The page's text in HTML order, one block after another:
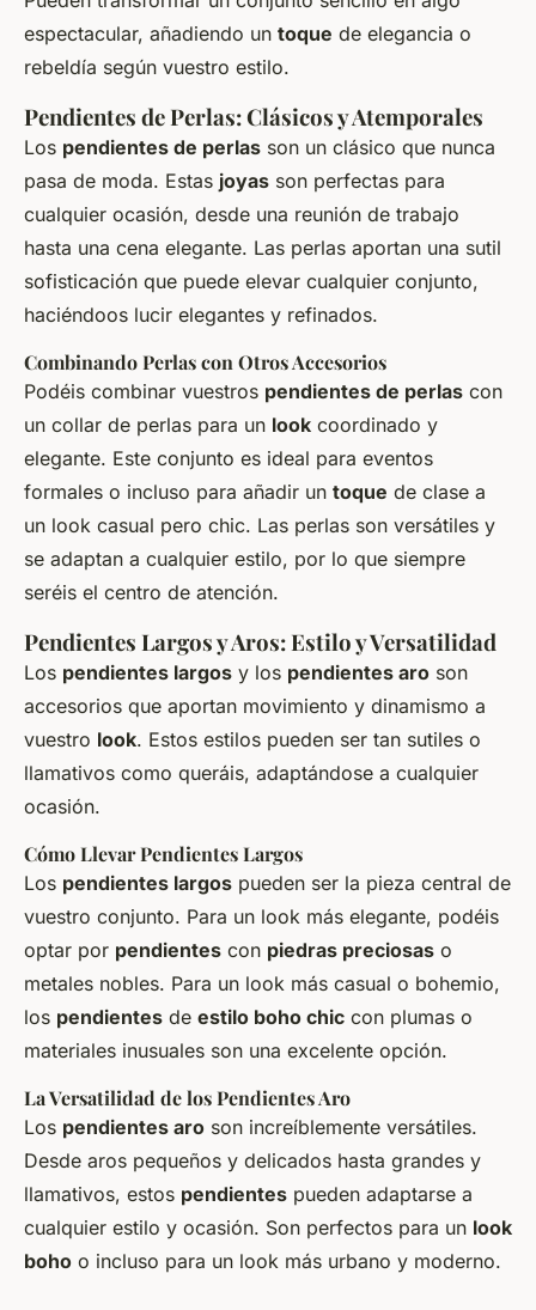
espectacular, añadiendo un toque de elegancia o
rebeldía según vuestro estilo.
Pendientes de Perlas: Clásicos y Atemporales
Los pendientes de perlas son un clásico que nunca
pasa de moda. Estas joyas son perfectas para
cualquier ocasión, desde una reunión de trabajo
hasta una cena elegante. Las perlas aportan una sutil
sofisticación que puede elevar cualquier conjunto,
haciéndoos lucir elegantes y refinados.
Combinando Perlas con Otros Accesorios
Podéis combinar vuestros pendientes de perlas con
un collar de perlas para un look coordinado y
elegante. Este conjunto es ideal para eventos
formales o incluso para añadir un toque de clase a
un look casual pero chic. Las perlas son versátiles y
se adaptan a cualquier estilo, por lo que siempre
seréis el centro de atención.
Pendientes Largos y Aros: Estilo y Versatilidad
Los pendientes largos y los pendientes aro son
accesorios que aportan movimiento y dinamismo a
vuestro look. Estos estilos pueden ser tan sutiles o
llamativos como queráis, adaptándose a cualquier
ocasión.
Cómo Llevar Pendientes Largos
Los pendientes largos pueden ser la pieza central de
vuestro conjunto. Para un look más elegante, podéis
optar por pendientes con piedras preciosas o
metales nobles. Para un look más casual o bohemio,
los pendientes de estilo boho chic con plumas o
materiales inusuales son una excelente opción.
La Versatilidad de los Pendientes Aro
Los pendientes aro son increíblemente versátiles.
Desde aros pequeños y delicados hasta grandes y
llamativos, estos pendientes pueden adaptarse a
cualquier estilo y ocasión. Son perfectos para un look
boho o incluso para un look más urbano y moderno.